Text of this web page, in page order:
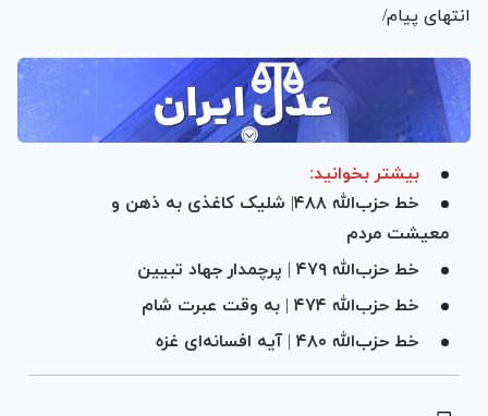
انتهای پیام/
بیشتر بخوانید:
خط حزب‌الله ۴۸۸| شلیک کاغذی به ذهن و
معیشت مردم
خط حزب‌الله ۴۷۹ | پرچمدار جهاد تبیین
خط حزب‌الله ۴۷۴ | به وقت عبرت شام
خط حزب‌الله ۴۸۰ | آیه افسانه‌ای غزه